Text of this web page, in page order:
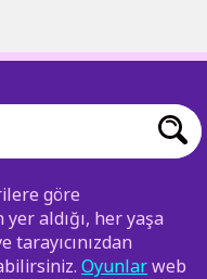
göre
yer aldığı, her yaşa
Oyunlarweb